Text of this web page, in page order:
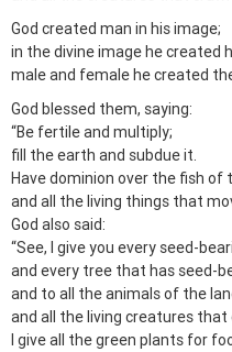
God created man in his image;
in the divine image he created
male and female he created
God blessed them, saying:
“Be fertile and multiply;
fill the earth and subdue it.
Have dominion over the fish of
and all the living things that
God also said:
“See, I give you every seed-
and every tree that has seed-
and to all the animals of the
and all the living creatures that
I give all the green plants for